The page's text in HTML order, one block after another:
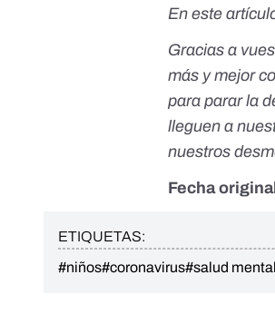
En este
Gracias a
más y mejor
para parar la
lleguen a
nuestros
Fecha
ETIQUETAS:
#niños#coronavirus#salud mental